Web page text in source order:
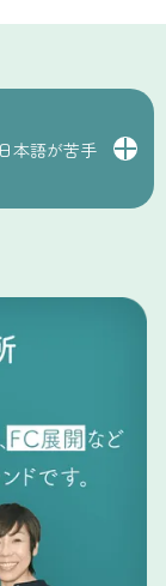
本語が苦手
る限りの対応
子様や施術中の
め、安全面を考
お子様に限り、
めの「マタニテ
ます。体調に不
えでご予約くだ